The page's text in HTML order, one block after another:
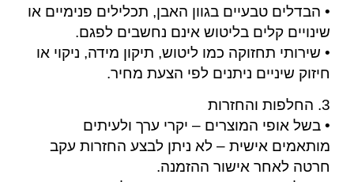
• הבדלים טבעיים בגוון האבן, תכלילים פנימיים או
שינויים קלים בליטוש אינם נחשבים לפגם.
• שירותי תחזוקה כמו ליטוש, תיקון מידה, ניקוי או
חיזוק שיניים ניתנים לפי הצעת מחיר.
3. החלפות והחזרות
• בשל אופי המוצרים – יקרי ערך ולעיתים
מותאמים אישית – לא ניתן לבצע החזרות עקב
חרטה לאחר אישור ההזמנה.